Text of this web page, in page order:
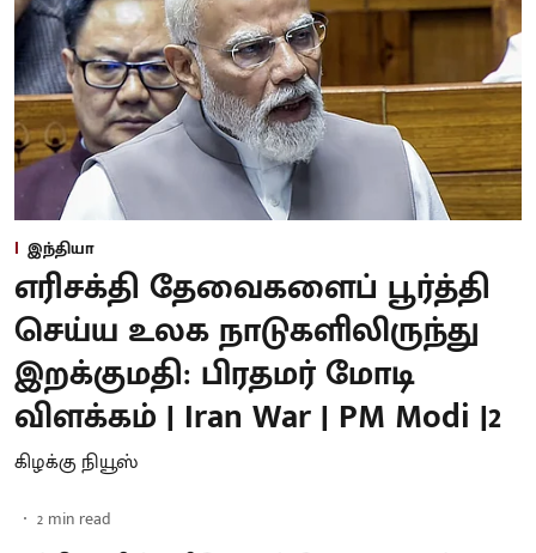
இந்தியா
எரிசக்தி தேவைகளைப் பூர்த்தி
செய்ய உலக நாடுகளிலிருந்து
இறக்குமதி: பிரதமர் மோடி
விளக்கம் | Iran War | PM Modi |2
கிழக்கு நியூஸ்
2 min read